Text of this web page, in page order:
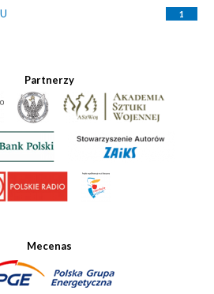
1
Partnerzy
Mecenas